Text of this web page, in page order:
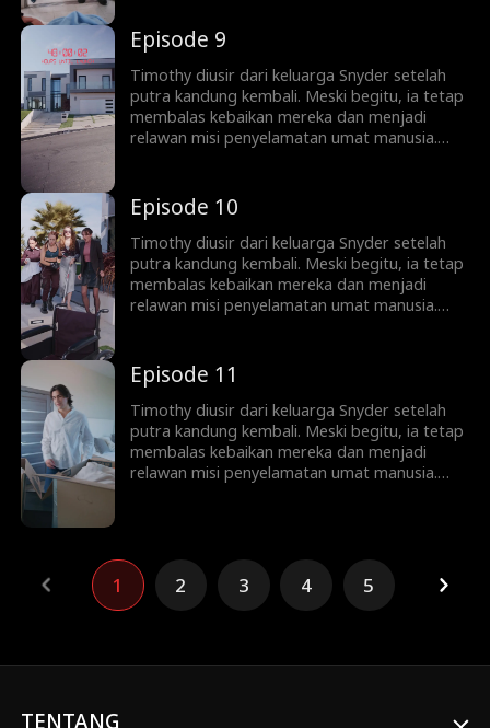
sementara keluarganya menyesal terlalu
lambat.
Episode 9
Timothy diusir dari keluarga Snyder setelah
putra kandung kembali. Meski begitu, ia tetap
membalas kebaikan mereka dan menjadi
relawan misi penyelamatan umat manusia.
sementara keluarganya menyesal terlalu
lambat.
Episode 10
Timothy diusir dari keluarga Snyder setelah
putra kandung kembali. Meski begitu, ia tetap
membalas kebaikan mereka dan menjadi
relawan misi penyelamatan umat manusia.
sementara keluarganya menyesal terlalu
lambat.
Episode 11
Timothy diusir dari keluarga Snyder setelah
putra kandung kembali. Meski begitu, ia tetap
membalas kebaikan mereka dan menjadi
relawan misi penyelamatan umat manusia.
lambat.
1 2 3 4 5
TENTANG